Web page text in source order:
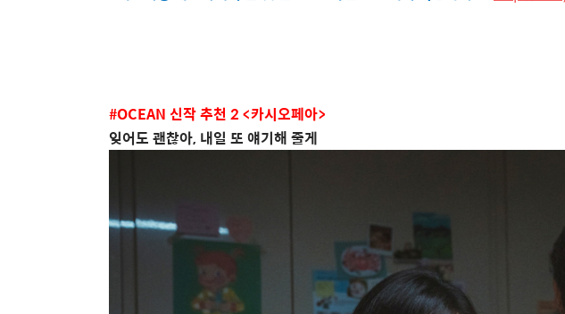
#OCEAN 신작 추천 2 <카시오페아>
잊어도 괜찮아, 내일 또 얘기해 줄게